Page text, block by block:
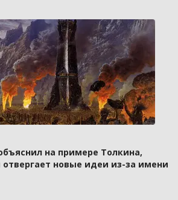
на примере Толкина,
новые идеи из-за имени